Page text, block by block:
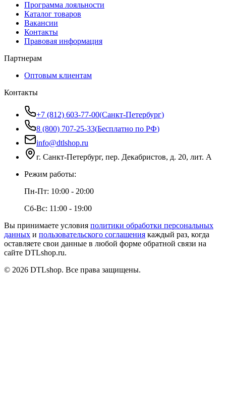
Программа лояльности
Каталог товаров
Вакансии
Контакты
Правовая информация
Партнерам
Оптовым клиентам
Контакты
+7 (812) 603-77-00(Санкт-Петербург)
8 (800) 707-25-33(Бесплатно по РФ)
info@dtlshop.ru
г. Санкт-Петербург, пер. Декабристов, д. 20, лит. А
Режим работы:
Пн-Пт: 10:00 - 20:00
Сб-Вс: 11:00 - 19:00
Вы принимаете условия политики обработки персональных
данных и пользовательского соглашения каждый раз, когда
оставляете свои данные в любой форме обратной связи на
сайте DTLshop.ru.
© 2026 DTLshop. Все права защищены.